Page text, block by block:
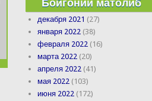
Бойгонии матолиб
декабря 2021 (27)
января 2022 (38)
февраля 2022 (16)
марта 2022 (20)
апреля 2022 (41)
мая 2022 (103)
июня 2022 (172)